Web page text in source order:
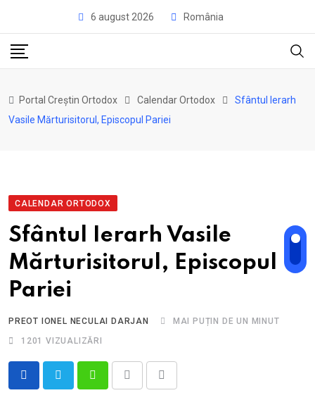
content
6 august 2026 România
Portal Creștin Ortodox Calendar Ortodox
Sfântul Ierarh
Vasile Mărturisitorul, Episcopul Pariei
CALENDAR ORTODOX
Sfântul Ierarh Vasile
Mărturisitorul, Episcopul
Pariei
PREOT IONEL NECULAI DARJAN
MAI PUȚIN DE UN MINUT
1201
VIZUALIZĂRI